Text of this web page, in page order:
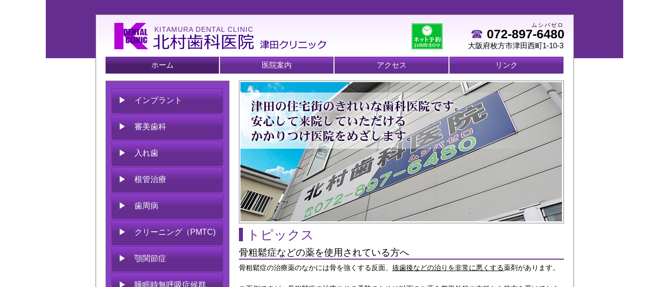
KITAMURA DENTAL CLINIC ☎ 072-897-6480
大阪府枚方市津田西町1-10-3
ムシバゼロ
ホーム 医院案内 アクセス リンク
▶ インプラント
▶ 審美歯科
▶ 入れ歯
▶ 根管治療
▶ 歯周病
▶ クリーニング（PMTC)
▶ 顎関節症
▶ 睡眠時無呼吸症候群
トピックス
骨粗鬆症などの薬を使用されている方へ
骨粗鬆症の治療薬のなかには骨を強くする反面、 抜歯後などの治りを非常に悪くする薬剤があります。